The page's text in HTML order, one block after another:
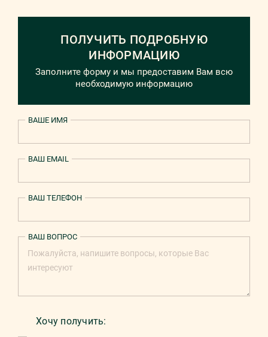
ПОЛУЧИТЬ ПОДРОБНУЮ
ИНФОРМАЦИЮ
Заполните форму и мы предоставим Вам всю
необходимую информацию
ВАШЕ ИМЯ
ВАШ EMAIL
ВАШ ТЕЛЕФОН
Хочу получить:
ВАШ ВОПРОС